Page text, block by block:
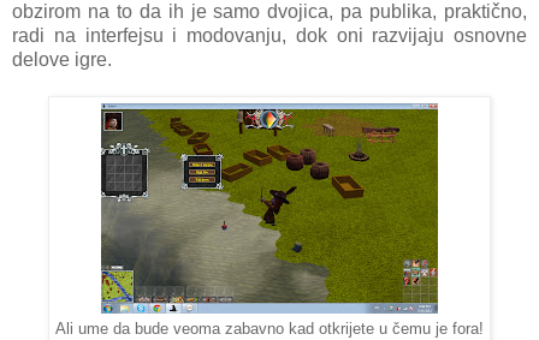
obzirom na to da ih je samo dvojica, pa publika, praktično,
radi na interfejsu i modovanju, dok oni razvijaju osnovne
delove igre.
Ali ume da bude veoma zabavno kad otkrijete u čemu je fora!